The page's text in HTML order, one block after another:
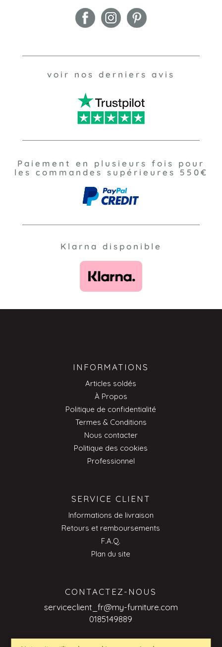
voir nos derniers avis
Paiement en plusieurs fois pour
les commandes supérieures 550€
Klarna disponible
INFORMATIONS
Articles soldés
À Propos
Politique de confidentialité
Termes & Conditions
Nous contacter
Politique des cookies
Professionnel
SERVICE CLIENT
Informations de livraison
Retours et remboursements
F.A.Q.
Plan du site
CONTACTEZ-NOUS
serviceclient_fr@my-furniture.com
0185149889